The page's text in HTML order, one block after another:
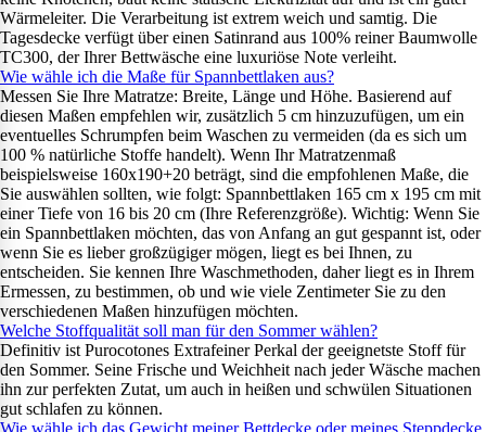
Wärmeleiter. Die Verarbeitung ist extrem weich und samtig. Die
Tagesdecke verfügt über einen Satinrand aus 100% reiner Baumwolle
TC300, der Ihrer Bettwäsche eine luxuriöse Note verleiht.
Wie wähle ich die Maße für Spannbettlaken aus?
Messen Sie Ihre Matratze: Breite, Länge und Höhe. Basierend auf
diesen Maßen empfehlen wir, zusätzlich 5 cm hinzuzufügen, um ein
eventuelles Schrumpfen beim Waschen zu vermeiden (da es sich um
100 % natürliche Stoffe handelt). Wenn Ihr Matratzenmaß
beispielsweise 160x190+20 beträgt, sind die empfohlenen Maße, die
Sie auswählen sollten, wie folgt: Spannbettlaken 165 cm x 195 cm mit
einer Tiefe von 16 bis 20 cm (Ihre Referenzgröße). Wichtig: Wenn Sie
ein Spannbettlaken möchten, das von Anfang an gut gespannt ist, oder
wenn Sie es lieber großzügiger mögen, liegt es bei Ihnen, zu
entscheiden. Sie kennen Ihre Waschmethoden, daher liegt es in Ihrem
Ermessen, zu bestimmen, ob und wie viele Zentimeter Sie zu den
verschiedenen Maßen hinzufügen möchten.
Welche Stoffqualität soll man für den Sommer wählen?
Definitiv ist Purocotones Extrafeiner Perkal der geeignetste Stoff für
den Sommer. Seine Frische und Weichheit nach jeder Wäsche machen
ihn zur perfekten Zutat, um auch in heißen und schwülen Situationen
gut schlafen zu können.
Wie wähle ich das Gewicht meiner Bettdecke oder meines Steppdecke